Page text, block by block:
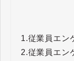
1.従業員エン
2.従業員エン